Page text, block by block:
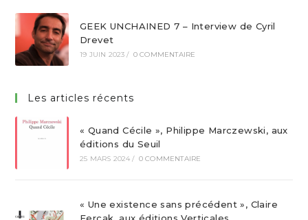
GEEK UNCHAINED 7 – Interview de Cyril
Drevet
19 JUIN 2023 / 0 COMMENTAIRE
Les articles récents
« Quand Cécile », Philippe Marczewski, aux
éditions du Seuil
25 MARS 2024 / 0 COMMENTAIRE
« Une existence sans précédent », Claire